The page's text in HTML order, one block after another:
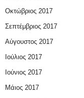
Οκτώβριος 2017
Σεπτέμβριος 2017
Αύγουστος 2017
Ιούλιος 2017
Ιούνιος 2017
Μάιος 2017